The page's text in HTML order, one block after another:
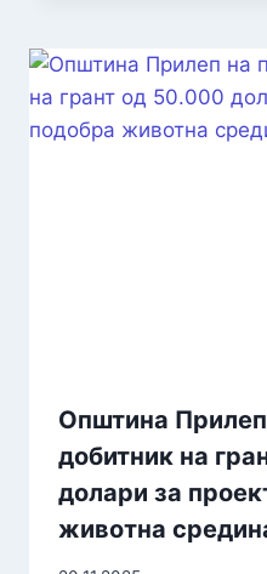
Општина
добитник на
долари за
животна